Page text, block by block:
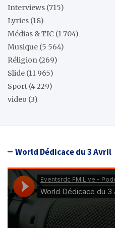
Interviews (715)
Lyrics (18)
Médias & TIC (1 704)
Musique (5 564)
Réligion (269)
Slide (11 965)
Sport (4 229)
video (3)
World Dédicace du 3 Avril